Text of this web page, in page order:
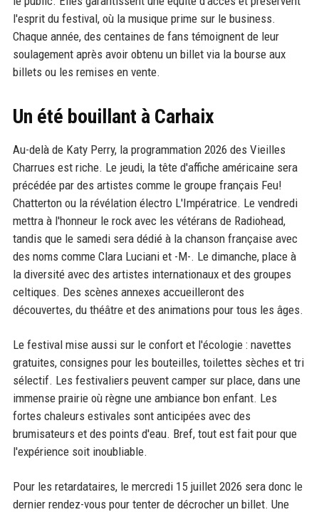
l'esprit du festival, où la musique prime sur le business.
Chaque année, des centaines de fans témoignent de leur
soulagement après avoir obtenu un billet via la bourse aux
billets ou les remises en vente.
Un été bouillant à Carhaix
Au-delà de Katy Perry, la programmation 2026 des Vieilles
Charrues est riche. Le jeudi, la tête d'affiche américaine sera
précédée par des artistes comme le groupe français Feu!
Chatterton ou la révélation électro L'Impératrice. Le vendredi
mettra à l'honneur le rock avec les vétérans de Radiohead,
tandis que le samedi sera dédié à la chanson française avec
des noms comme Clara Luciani et -M-. Le dimanche, place à
la diversité avec des artistes internationaux et des groupes
celtiques. Des scènes annexes accueilleront des
découvertes, du théâtre et des animations pour tous les âges.
Le festival mise aussi sur le confort et l'écologie : navettes
gratuites, consignes pour les bouteilles, toilettes sèches et tri
sélectif. Les festivaliers peuvent camper sur place, dans une
immense prairie où règne une ambiance bon enfant. Les
fortes chaleurs estivales sont anticipées avec des
brumisateurs et des points d'eau. Bref, tout est fait pour que
l'expérience soit inoubliable.
Pour les retardataires, le mercredi 15 juillet 2026 sera donc le
dernier rendez-vous pour tenter de décrocher un billet. Une